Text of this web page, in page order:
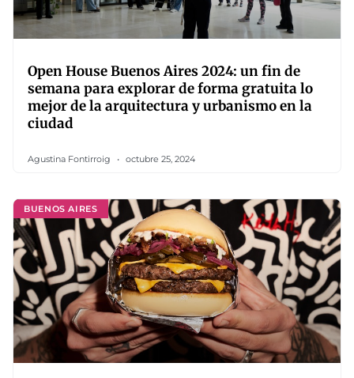
Open House Buenos Aires 2024: un fin de
semana para explorar de forma gratuita lo
mejor de la arquitectura y urbanismo en la
ciudad
Agustina Fontirroig octubre 25, 2024
BUENOS AIRES